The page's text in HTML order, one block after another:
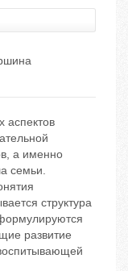
аспектов
а именно
семьи.
структура
развитие